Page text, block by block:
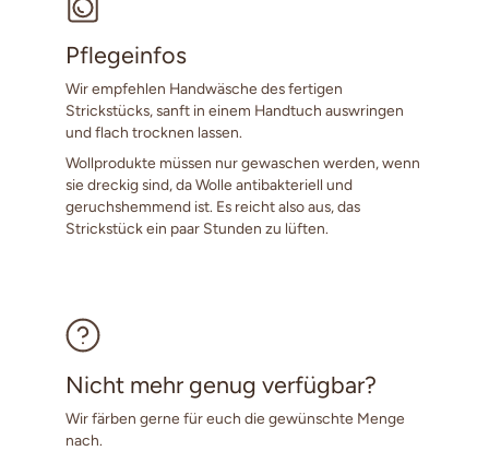
Pflegeinfos
Wir empfehlen Handwäsche des fertigen
Strickstücks, sanft in einem Handtuch auswringen
und flach trocknen lassen.
Wollprodukte müssen nur gewaschen werden, wenn
sie dreckig sind, da Wolle antibakteriell und
geruchshemmend ist. Es reicht also aus, das
Strickstück ein paar Stunden zu lüften.
Nicht mehr genug verfügbar?
Wir färben gerne für euch die gewünschte Menge
nach.